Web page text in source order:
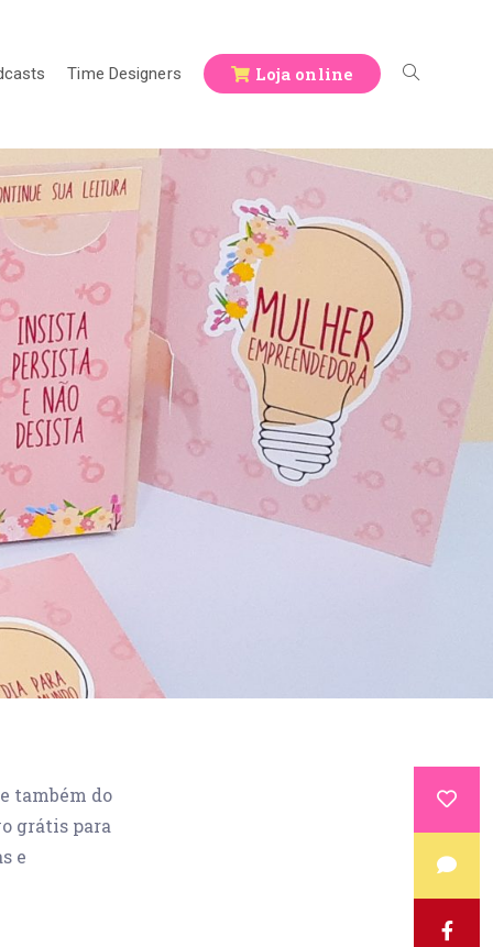
Time Designers Loja online
também do
grátis para
e